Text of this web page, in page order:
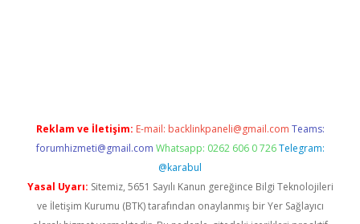
Reklam ve İletişim: E-mail: backlinkpaneli@gmail.com Teams:
forumhizmeti@gmail.com Whatsapp: 0262 606 0 726 Telegram:
@karabul
Yasal Uyarı: Sitemiz, 5651 Sayılı Kanun gereğince Bilgi Teknolojileri
ve İletişim Kurumu (BTK) tarafından onaylanmış bir Yer Sağlayıcı